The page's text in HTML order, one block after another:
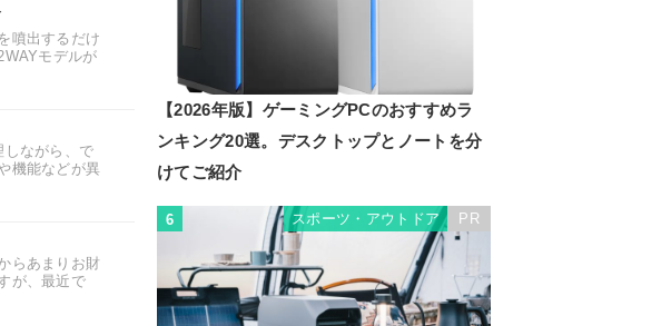
噴出するだけ
モデルが
しながら、で
機能などが異
らあまりお財
が、最近で
【2026年版】ゲーミングPCのおすすめラ
ンキング20選。デスクトップとノートを分
けてご紹介
6 スポーツ・アウトドア PR